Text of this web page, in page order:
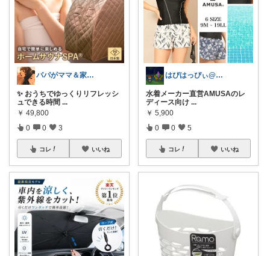
パパがママ＆家族の笑顔の為に選ぶ品😆
✨ おうちでゆっくりリフレッシ
ュできる時間 ...
￥ 49,800
0 0 3
コレ いいね
はぴはっぴぃ@7/1ご購入感謝！！
水着メーカー直営AMUSAのレ
ディース向け ...
￥ 5,900
0 0 5
コレ いいね